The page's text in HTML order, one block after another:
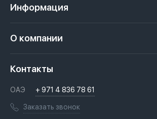
Апартаменты в Дубае
Пентхаус в Дубае
Сдать недвижимость в Дубае, ОАЭ
Недвижимость за криптовалюту в Дубае
Переезд в Дубай, ОАЭ
Гражданство ОАЭ
Информация
Законы
Вопросы и ответы
Книги
О компании
Лицензии
Контакты
ОАЭ + 971 4 836 78 61
Заказать звонок